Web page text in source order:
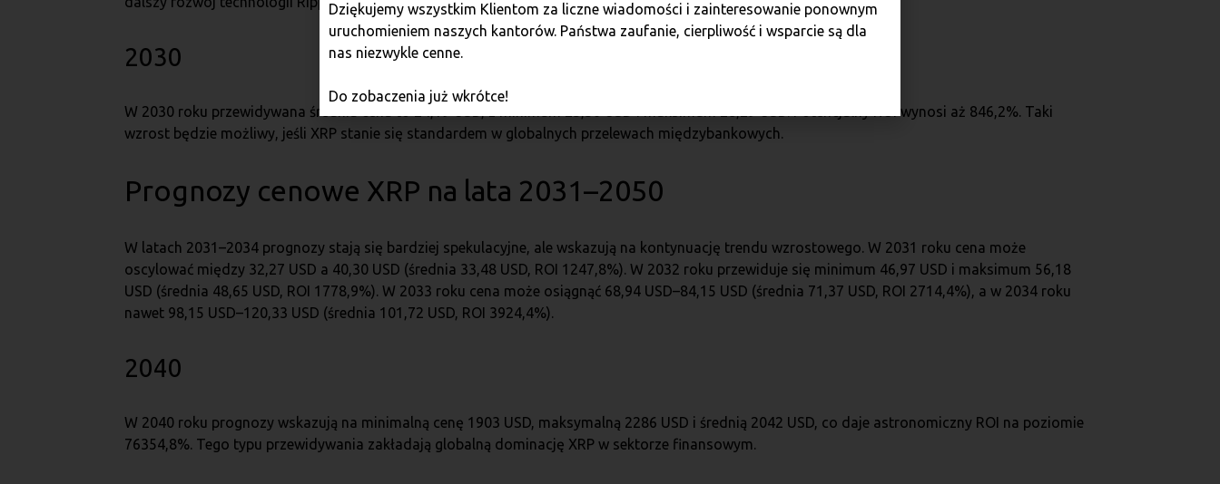
2030
W 2030 roku przewidywana średnia cena to 24,19 USD, z minimum 23,36 USD i maksimum 28,29 USD. Potencjalny ROI wynosi aż 846,2%. Taki
wzrost będzie możliwy, jeśli XRP stanie się standardem w globalnych przelewach międzybankowych.
Prognozy cenowe XRP na lata 2031–2050
W latach 2031–2034 prognozy stają się bardziej spekulacyjne, ale wskazują na kontynuację trendu wzrostowego. W 2031 roku cena może
oscylować między 32,27 USD a 40,30 USD (średnia 33,48 USD, ROI 1247,8%). W 2032 roku przewiduje się minimum 46,97 USD i maksimum 56,18
USD (średnia 48,65 USD, ROI 1778,9%). W 2033 roku cena może osiągnąć 68,94 USD–84,15 USD (średnia 71,37 USD, ROI 2714,4%), a w 2034 roku
nawet 98,15 USD–120,33 USD (średnia 101,72 USD, ROI 3924,4%).
2040
W 2040 roku prognozy wskazują na minimalną cenę 1903 USD, maksymalną 2286 USD i średnią 2042 USD, co daje astronomiczny ROI na poziomie
76354,8%. Tego typu przewidywania zakładają globalną dominację XRP w sektorze finansowym.
Dziękujemy wszystkim Klientom za liczne wiadomości i zainteresowanie ponownym
uruchomieniem naszych kantorów. Państwa zaufanie, cierpliwość i wsparcie są dla
nas niezwykle cenne.
Do zobaczenia już wkrótce!